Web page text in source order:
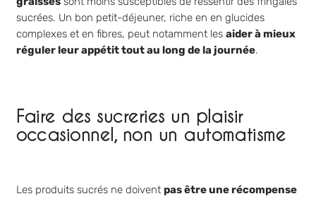
sucrées. Un bon petit-déjeuner, riche en en glucides
complexes et en fibres, peut notamment les aider à mieux
réguler leur appétit tout au long de la journée.
Faire des sucreries un plaisir
occasionnel, non un automatisme
Les produits sucrés ne doivent pas être une récompense